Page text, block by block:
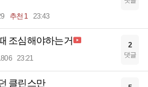
추천 1 23:43
조심해야하는거
23:21
2
댓글
클린스만